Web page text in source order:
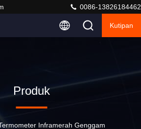
0086-13826184462
Kutipan
Produk
Inframerah Genggam